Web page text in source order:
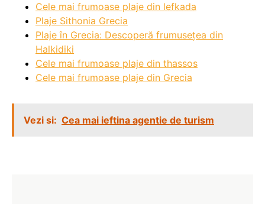
Cele mai frumoase plaje din lefkada
Plaje Sithonia Grecia
Plaje în Grecia: Descoperă frumusețea din
Halkidiki
Cele mai frumoase plaje din thassos
Cele mai frumoase plaje din Grecia
Vezi si: Cea mai ieftina agentie de turism